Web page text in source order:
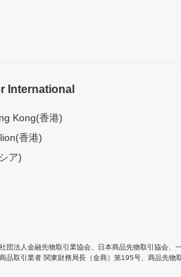
International
Kong(香港)
香港)
ア)
団法人金融先物取引業協会 日本商品先物取引協会
品取引業者 関東財務局長（金商）第195号、商品先物